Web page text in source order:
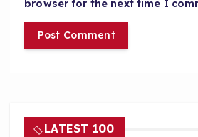
browser for the next time I
LATEST 100